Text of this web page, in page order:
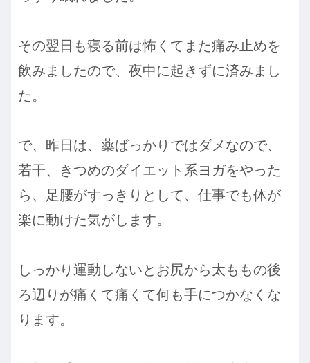
その翌日も寝る前は怖くてまた痛み止めを
飲みましたので、夜中に起きずに済みまし
た。
で、昨日は、薬ばっかりではダメなので、
若干、きつめのダイエット系ヨガをやった
ら、足腰がすっきりとして、仕事でも体が
楽に動けた気がします。
しっかり運動しないとお尻から太ももの後
ろ辺りが痛くて痛くて何も手につかなくな
ります。